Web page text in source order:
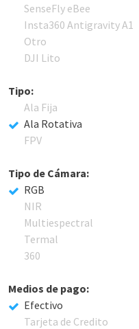
SenseFly eBee
Insta360 Antigravity A1
Otro
DJI Lito
Tipo:
Ala Fija
Ala Rotativa
FPV
Tipo de Cámara:
RGB
NIR
Multiespectral
Termal
360
Medios de pago:
Efectivo
Tarjeta de Credito